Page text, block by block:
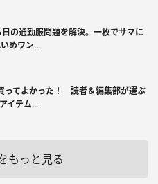
日の通勤服問題を解決。一枚でサマに
めワン...
ってよかった！ 読者＆編集部が選ぶ
イテム...
もっと見る